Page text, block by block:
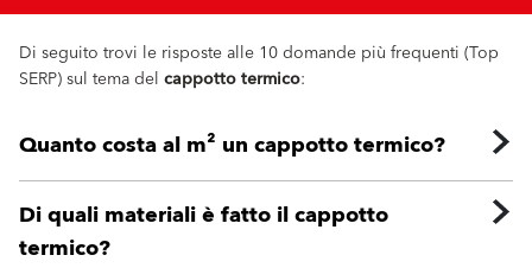
Di seguito trovi le risposte alle 10 domande più frequenti (Top
SERP) sul tema del cappotto termico:
Quanto costa al m² un cappotto termico?
Di quali materiali è fatto il cappotto
termico?